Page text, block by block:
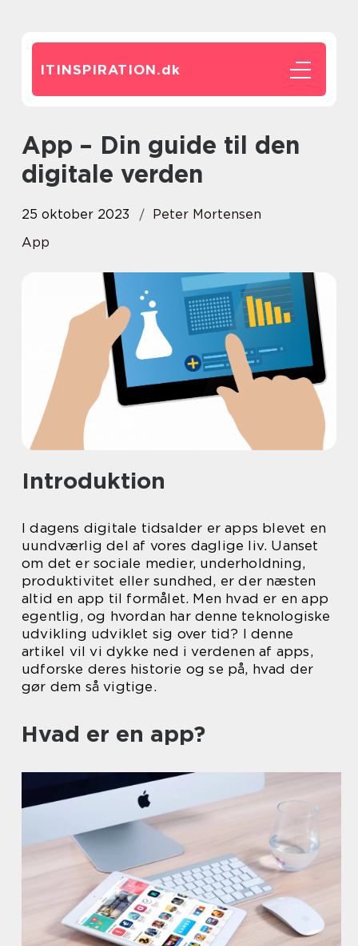
ITINSPIRATION.dk
App – Din guide til den
digitale verden
25 oktober 2023
Peter Mortensen
App
Introduktion
I dagens digitale tidsalder er apps blevet en
uundværlig del af vores daglige liv. Uanset
om det er sociale medier, underholdning,
produktivitet eller sundhed, er der næsten
altid en app til formålet. Men hvad er en app
egentlig, og hvordan har denne teknologiske
udvikling udviklet sig over tid? I denne
artikel vil vi dykke ned i verdenen af apps,
udforske deres historie og se på, hvad der
gør dem så vigtige.
Hvad er en app?